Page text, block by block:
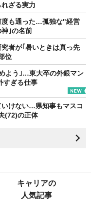
ざる実力
度も通った…孤独な"経営
｣の名前
者が｢暑いときは真っ先
位
よう｣…東大卒の外銀マン
すぎる仕事
いけない…県知事もマスコ
(72)の正体
キャリアの
人気記事